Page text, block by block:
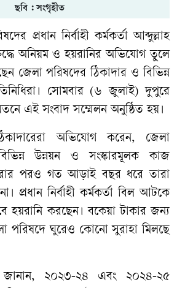
ছবি : সংগৃহীত
প্রধান নির্বাহী কর্মকর্তা আব্দুল্লাহ
অনিয়ম ও হয়রানির অভিযোগ তুলে
জেলা পরিষদের ঠিকাদার ও বিভিন্ন
সোমবার (৬ জুলাই) দুপুরে
এই সংবাদ সম্মেলন অনুষ্ঠিত হয়।
অভিযোগ করেন, জেলা
উন্নয়ন ও সংস্কারমূলক কাজ
পরও গত আড়াই বছর ধরে তারা
প্রধান নির্বাহী কর্মকর্তা বিল আটকে
হয়রানি করছেন। বকেয়া টাকার জন্য
পরিষদে ঘুরেও কোনো সুরাহা মিলছে
জানান, ২০২৩-২৪ এবং ২০২৪-২৫